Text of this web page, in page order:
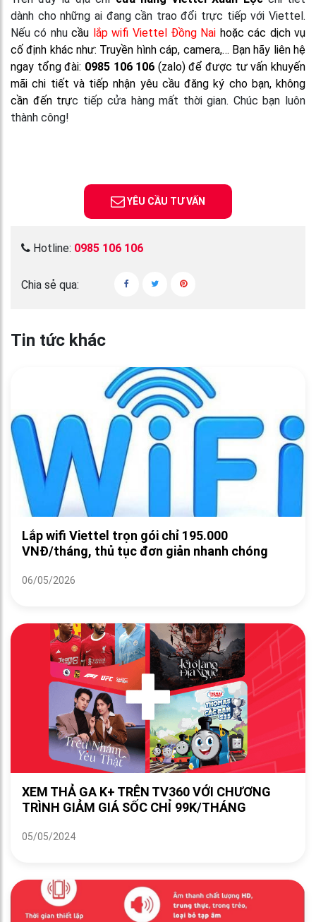
dành cho những ai đang cần trao đổi trực tiếp với Viettel.
Nếu có nhucầu lắp wifi Viettel Đồng Nai hoặc các dịch vụ
cố định khác như: Truyền hình cáp, camera,… Bạn hãy liên hệ
ngay tổng đài: 0985 106 106 (zalo) để được tư vấn khuyến
mãi chi tiết và tiếp nhận yêu cầu đăng ký cho bạn, không
cần đến trực tiếp cửa hàng mất thời gian. Chúc bạn luôn
thành công!
YÊU CẦU TƯ VẤN
Hotline: 0985 106 106
Chia sẻ qua:
Tin tức khác
Lắp wifi Viettel trọn gói chỉ 195.000
VNĐ/tháng, thủ tục đơn giản nhanh chóng
06/05/2026
XEM THẢ GA K+ TRÊN TV360 VỚI CHƯƠNG
TRÌNH GIẢM GIÁ SỐC CHỈ 99K/THÁNG
05/05/2024